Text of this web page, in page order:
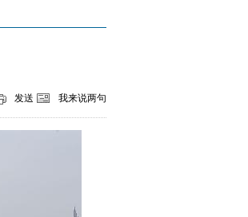
发送 我来说两句